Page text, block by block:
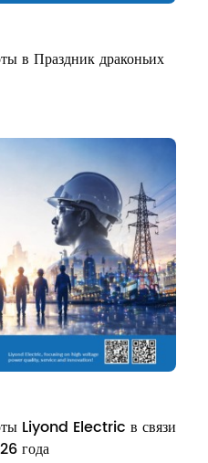
в Праздник драконьих
Liyond Electric в связи
года